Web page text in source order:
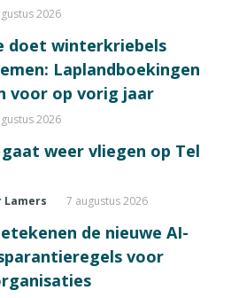
2026
doet winterkriebels
Laplandboekingen
voor op vorig jaar
2026
gaat weer vliegen op Tel
Lamers 7 augustus 2026
de nieuwe AI-
voor